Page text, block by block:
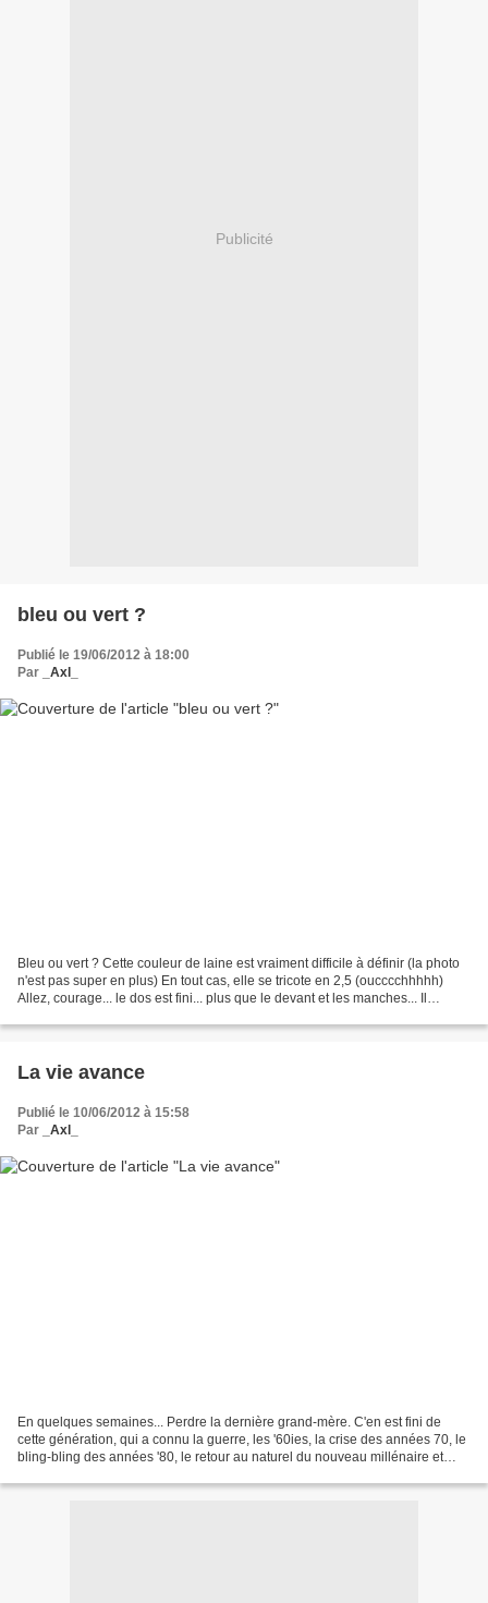
Publicité
bleu ou vert ?
Publié le 19/06/2012 à 18:00
Par
_Axl_
Bleu ou vert ? Cette couleur de laine est vraiment difficile à définir (la photo
n'est pas super en plus) En tout cas, elle se tricote en 2,5 (oucccchhhhh)
Allez, courage... le dos est fini... plus que le devant et les manches... Il
La vie avance
Publié le 10/06/2012 à 15:58
Par
_Axl_
En quelques semaines... Perdre la dernière grand-mère. C'en est fini de
cette génération, qui a connu la guerre, les '60ies, la crise des années 70, le
bling-bling des années '80, le retour au naturel du nouveau millénaire et